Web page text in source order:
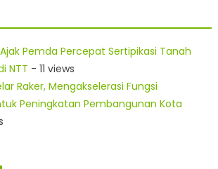
Pemda Percepat Sertipikasi Tanah
NTT - 11 views
Raker, Mengakselerasi Fungsi
Peningkatan Pembangunan Kota